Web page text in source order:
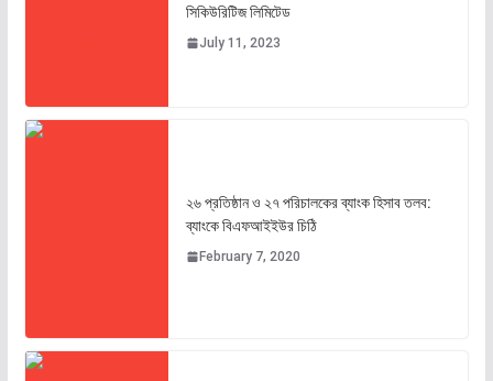
সিকিউরিটিজ লিমিটেড
July 11, 2023
২৬ প্রতিষ্ঠান ও ২৭ পরিচালকের ব্যাংক হিসাব তলব:
ব্যাংকে বিএফআইইউর চিঠি
February 7, 2020